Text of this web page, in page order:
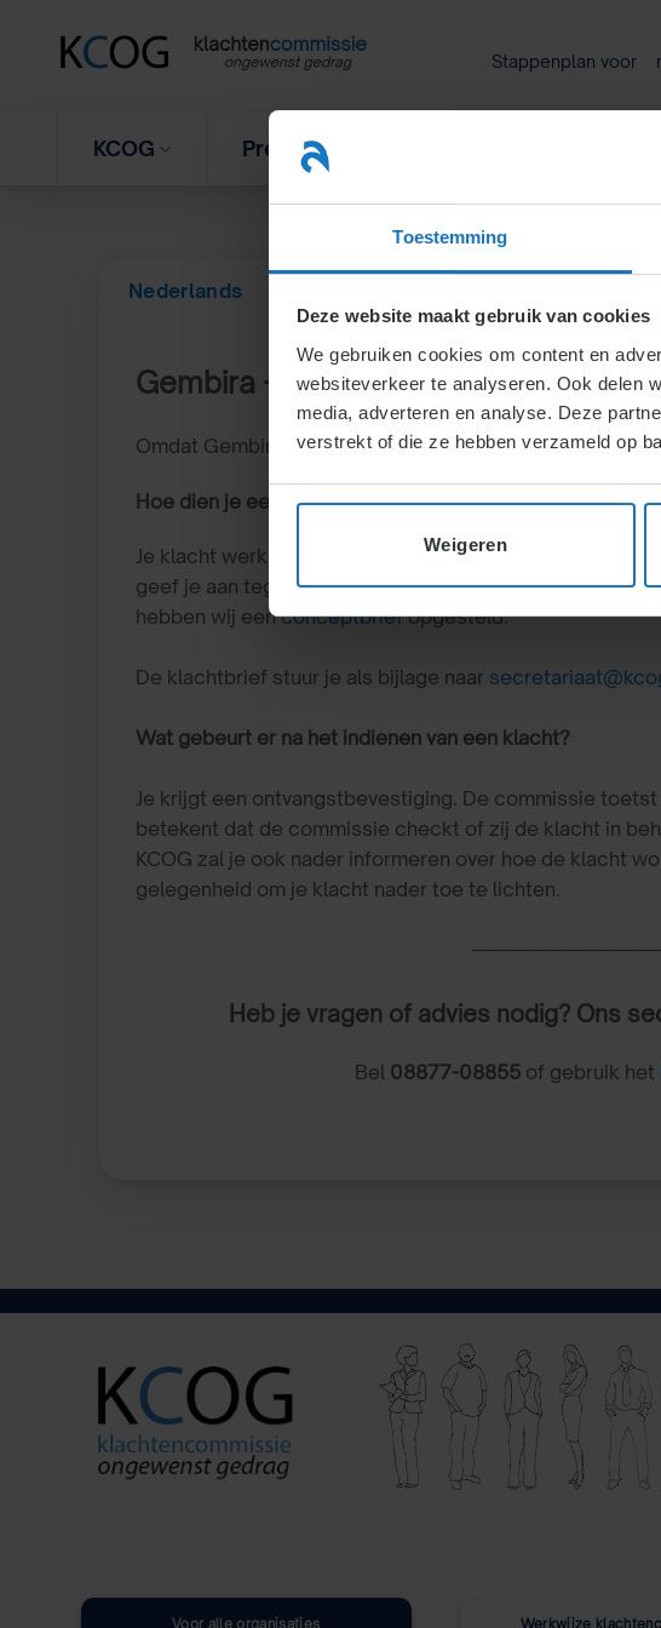
Toestemming
Deze website maakt gebruik van cookies
We gebruiken cookies om content en
websiteverkeer te analyseren. Ook delen
media, adverteren en analyse. Deze
verstrekt of die ze hebben verzameld op
Weigeren
Stappenplan voor
KCOG Preventieprogramma
Nederlands
Gembira – klachtencommissie
Omdat Gembira is aangesloten bij KCOG kun jij
Hoe dien je een klacht in?
Je klacht werk je uit in een brief. In deze klachtbrief
geef je aan tegen wie de klacht zich richt. Om je te
hebben wij eenconceptbriefopgesteld.
De klachtbrief stuur je als bijlage naar
Wat gebeurt er na het indienen van een klacht?
Je krijgt een ontvangstbevestiging. De commissie
betekent dat de commissie checkt of zij de klacht in
KCOG zal je ook nader informeren over hoe de klacht
gelegenheid om je klacht nader toe te lichten.
Heb je vragen of advies nodig? Ons
Bel 08877-08855of gebruik het
Voor alle organisaties Werkwijze